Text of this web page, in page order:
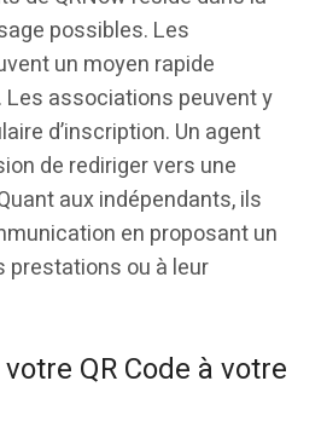
possibles. Les
un moyen rapide
Les associations peuvent y
d’inscription. Un agent
de rediriger vers une
aux indépendants, ils
en proposant un
prestations ou à leur
QR Code à votre